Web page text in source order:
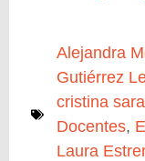
Alejandra
Gutiérrez
cristina
Docentes,
Laura